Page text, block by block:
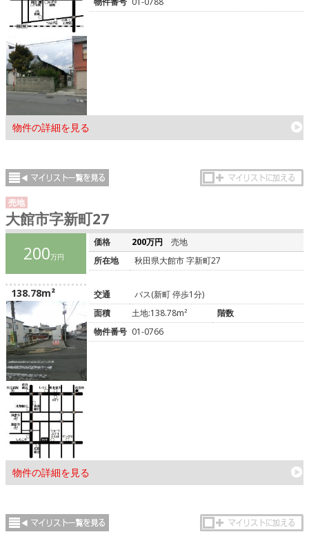
物件の詳細を見る
売地
大館市字新町27
200万円
138.78m²
物件の詳細を見る
価格 200万円
売地
所在地
秋田県大館市 字新町27
交通
バス(新町 停歩1分)
面積
土地:138.78m²
階数
物件番号 01-0766